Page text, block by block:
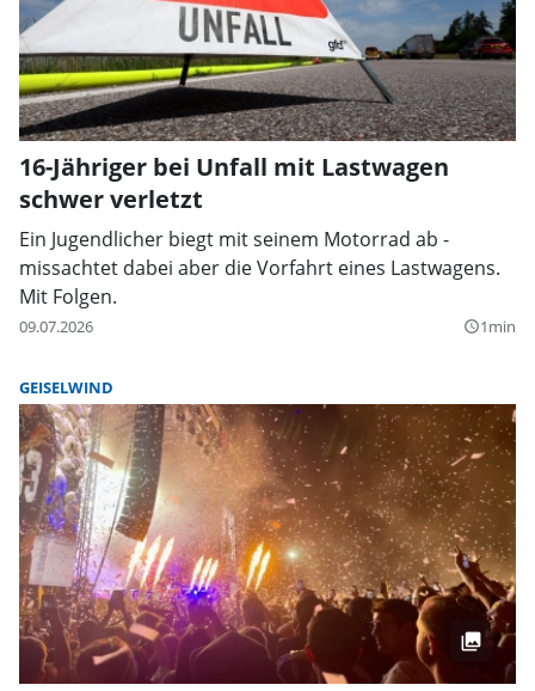
16-Jähriger bei Unfall mit Lastwagen
schwer verletzt
Ein Jugendlicher biegt mit seinem Motorrad ab -
missachtet dabei aber die Vorfahrt eines Lastwagens.
Mit Folgen.
09.07.2026 query_builder1min
GEISELWIND